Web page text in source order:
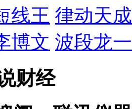
线王 律动天成
博文 波段龙一
财经